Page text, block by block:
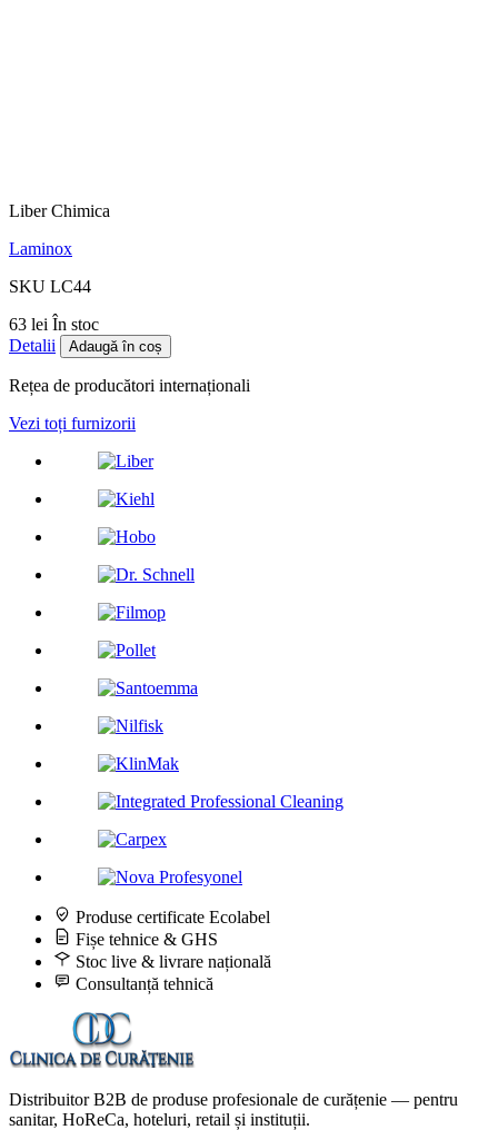
Liber Chimica
Laminox
SKU LC44
63 lei În stoc
Detalii
Adaugă în coș
Rețea de producători internaționali
Vezi toți furnizorii
Produse certificate Ecolabel
Fișe tehnice & GHS
Stoc live & livrare națională
Consultanță tehnică
Distribuitor B2B de produse profesionale de curățenie — pentru
sanitar, HoReCa, hoteluri, retail și instituții.